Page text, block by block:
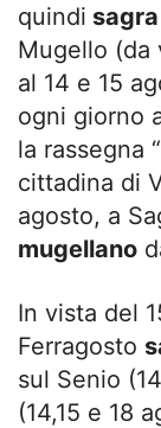
quindi
Mugello (da
al 14 e 15
ogni giorno
la rassegna “
cittadina di
agosto, a
mugellano
In vista del
Ferragosto
sul Senio
(14,15 e 18